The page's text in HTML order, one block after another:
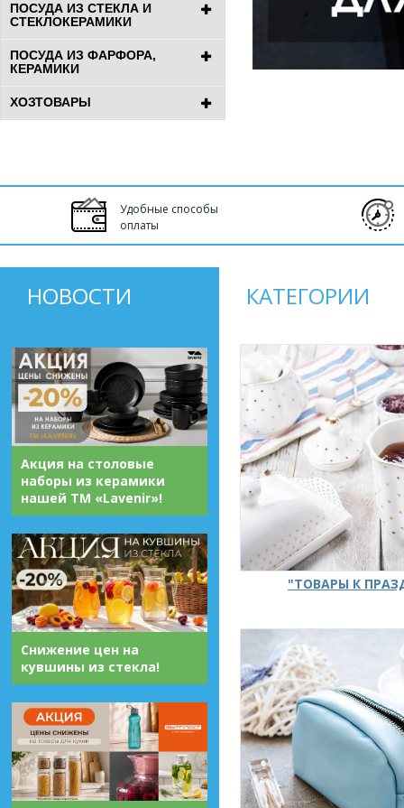
ПОСУДА ИЗ СТЕКЛА И
СТЕКЛОКЕРАМИКИ
ПОСУДА ИЗ ФАРФОРА,
КЕРАМИКИ
ХОЗТОВАРЫ
Удобные способы
оплаты
НОВОСТИ
Акция на столовые
наборы из керамики
нашей ТМ «Lavenir»!
Снижение цен на
кувшины из стекла!
КАТЕГОРИИ
"ТОВАРЫ К